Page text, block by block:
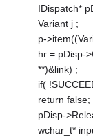
IDispatch*
Variant j ;
p-
hr = pDisp-
**)&link) ;
if(
return false;
pDisp-
wchar_t*